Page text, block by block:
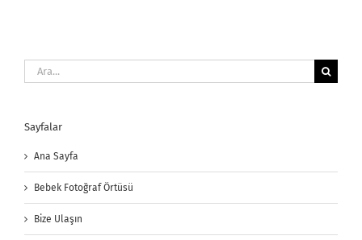
Ara:
Sayfalar
Ana Sayfa
Bebek Fotoğraf Örtüsü
Bize Ulaşın